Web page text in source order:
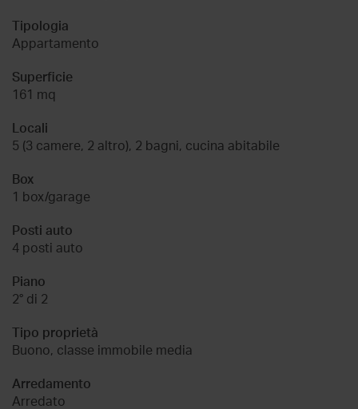
Tipologia
Appartamento
Superficie
161 mq
Locali
5 (3 camere, 2 altro), 2 bagni, cucina abitabile
Box
1 box/garage
Posti auto
4 posti auto
Piano
2° di 2
Tipo proprietà
Buono, classe immobile media
Arredamento
Arredato